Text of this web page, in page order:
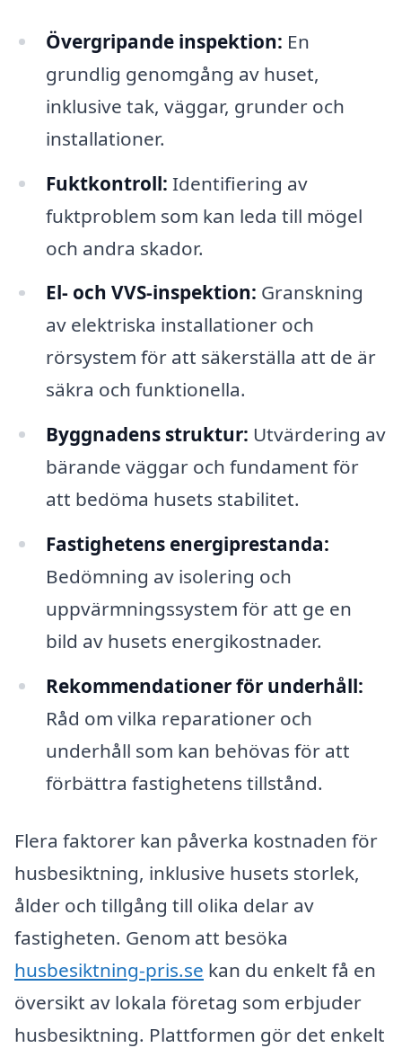
Övergripande inspektion: En
grundlig genomgång av huset,
inklusive tak, väggar, grunder och
installationer.
Fuktkontroll: Identifiering av
fuktproblem som kan leda till mögel
och andra skador.
El- och VVS-inspektion: Granskning
av elektriska installationer och
rörsystem för att säkerställa att de är
säkra och funktionella.
Byggnadens struktur: Utvärdering av
bärande väggar och fundament för
att bedöma husets stabilitet.
Fastighetens energiprestanda:
Bedömning av isolering och
uppvärmningssystem för att ge en
bild av husets energikostnader.
Rekommendationer för underhåll:
Råd om vilka reparationer och
underhåll som kan behövas för att
förbättra fastighetens tillstånd.
Flera faktorer kan påverka kostnaden för
husbesiktning, inklusive husets storlek,
ålder och tillgång till olika delar av
fastigheten. Genom att besöka
husbesiktning-pris.se kan du enkelt få en
översikt av lokala företag som erbjuder
husbesiktning. Plattformen gör det enkelt